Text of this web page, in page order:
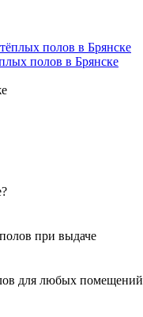
полов в Брянске
при выдаче
для любых помещений